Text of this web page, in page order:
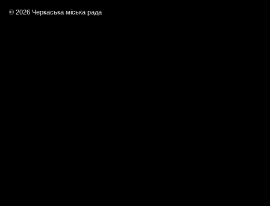
© 2026 Черкаська міська рада